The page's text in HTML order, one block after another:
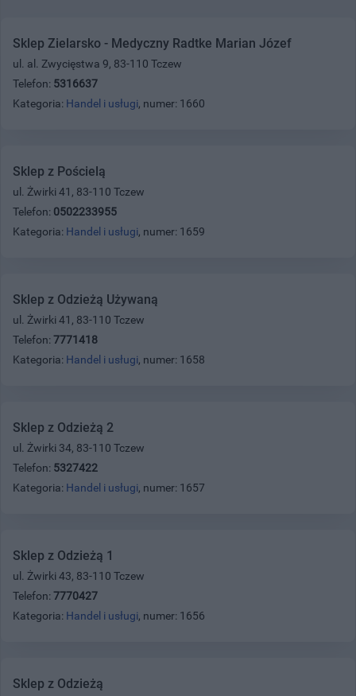
Sklep Zielarsko - Medyczny Radtke Marian Józef
ul. al. Zwycięstwa 9, 83-110 Tczew
Telefon: 5316637
Kategoria: Handel i usługi, numer: 1660
Sklep z Pościelą
ul. Żwirki 41, 83-110 Tczew
Telefon: 0502233955
Kategoria: Handel i usługi, numer: 1659
Sklep z Odzieżą Używaną
ul. Żwirki 41, 83-110 Tczew
Telefon: 7771418
Kategoria: Handel i usługi, numer: 1658
Sklep z Odzieżą 2
ul. Żwirki 34, 83-110 Tczew
Telefon: 5327422
Kategoria: Handel i usługi, numer: 1657
Sklep z Odzieżą 1
ul. Żwirki 43, 83-110 Tczew
Telefon: 7770427
Kategoria: Handel i usługi, numer: 1656
Sklep z Odzieżą